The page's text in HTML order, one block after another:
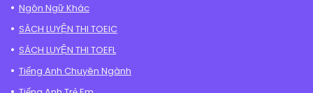
Ngôn Ngữ Khác
SÁCH LUYỆN THI TOEIC
SÁCH LUYỆN THI TOEFL
Tiếng Anh Chuyên Ngành